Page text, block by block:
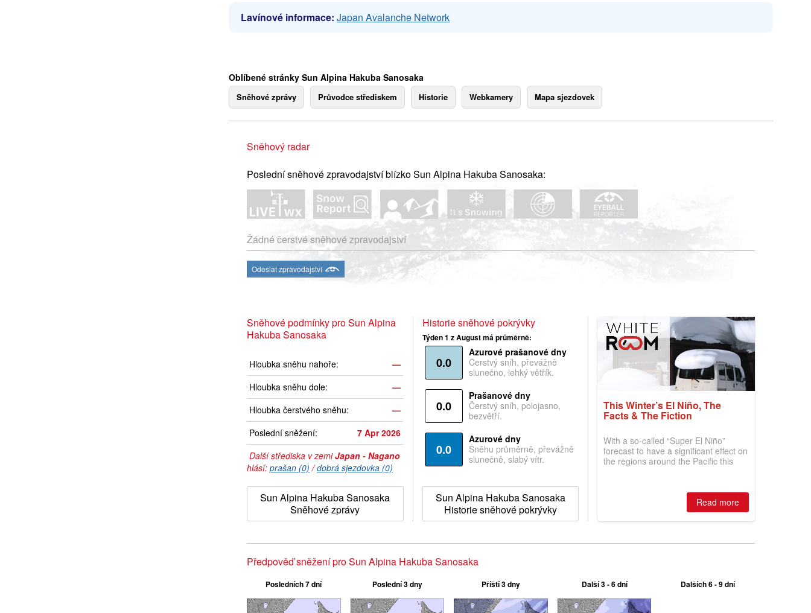
Lavínové informace: Japan Avalanche Network
Oblíbené stránky Sun Alpina Hakuba Sanosaka
Sněhové zprávy Průvodce střediskem Historie Webkamery Mapa sjezdovek
Sněhový radar
Poslední sněhové zpravodajství blízko Sun Alpina Hakuba Sanosaka:
Žádné čerstvé sněhové zpravodajství
Odeslat zpravodajství
Sněhové podmínky pro Sun Alpina
Hakuba Sanosaka
Hloubka sněhu nahoře:
—
Hloubka sněhu dole:
—
Hloubka čerstvého sněhu:
—
Poslední sněžení:
7 Apr 2026
Další střediska v zemiJapan - Nagano
hlásí: prašan (0) /dobrá sjezdovka (0)
Sun Alpina Hakuba Sanosaka
Sněhové zprávy
Historie sněhové pokrývky
Týden 1 z August má průměrně:
0.0
Azurové prašanové dny
Čerstvý sníh, převážně
slunečno, lehký větřík.
0.0
Prašanové dny
Čerstvý sníh, polojasno,
bezvětří.
0.0
Azurové dny
Sněhu průměrně, převážně
slunečně, slabý vítr.
Sun Alpina Hakuba Sanosaka
Historie sněhové pokrývky
This Winter’s El Niño, The
Facts & The Fiction
With a so-called “Super El Niño”
forecast to have a significant effect on
the regions around the Pacific this
where are the best odds?
Read more
Předpověď sněžení pro Sun Alpina Hakuba Sanosaka
Posledních 7 dní Poslední 3 dny Příští 3 dny Další 3 - 6 dní Dalších 6 - 9 dní